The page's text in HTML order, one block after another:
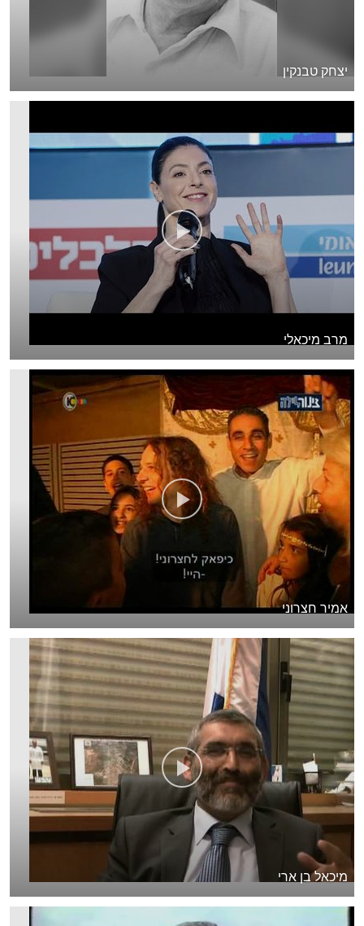
יצחק טבנקין
מרב מיכאלי
אמיר חצרוני
מיכאל בן ארי